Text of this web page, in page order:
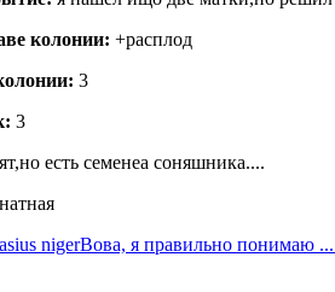
кoлонии: +расплод
3
3
есть семенеа соняшника....
nigerВова, я правильно понимаю ...